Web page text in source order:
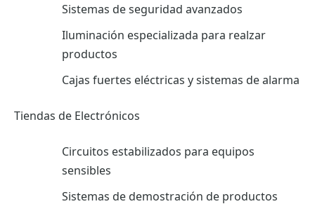
Sistemas de seguridad avanzados
Iluminación especializada para realzar
productos
Cajas fuertes eléctricas y sistemas de alarma
Tiendas de Electrónicos
Circuitos estabilizados para equipos
sensibles
Sistemas de demostración de productos